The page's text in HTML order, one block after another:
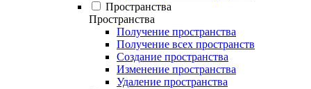
Пространства
Пространства
Получение пространства
Получение всех пространств
Создание пространства
Изменение пространства
Удаление пространства